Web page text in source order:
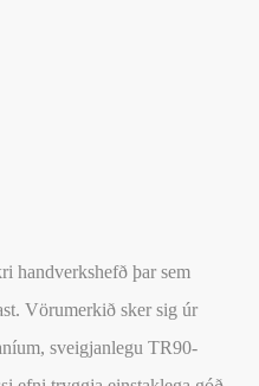
handverkshefð þar sem
Vörumerkið sker sig úr
sveigjanlegu TR90-